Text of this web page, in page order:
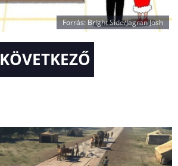
Forrás: Bright Side/Jagran Josh
KÖVETKEZŐ